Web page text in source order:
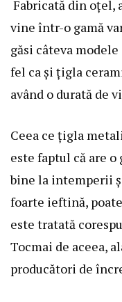
Fabricată din oțel,
vine într-o gamă
găsi câteva
fel ca și țigla
având o durată de
Ceea ce țigla
este faptul că are
bine la intemperii
foarte ieftină,
este tratată
Tocmai de aceea,
producători de